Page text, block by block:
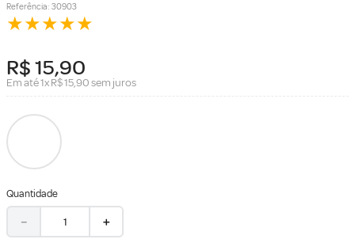
Referência: 30903
★★★★★
R$15,90
Em até1xR$15,90sem juros
Quantidade
＋
－